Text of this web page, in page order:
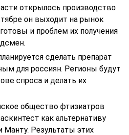
открылось производство
он выходит на рынок
и проблем их получения
сделать препарат
для россиян. Регионы будут
спроса и делать их
общество фтизиатров
как альтернативу
Манту. Результаты этих